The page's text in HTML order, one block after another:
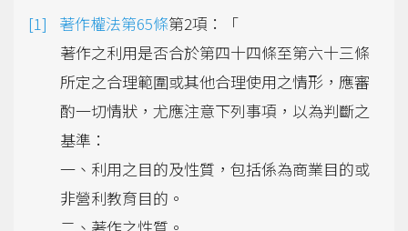
著作權法第65條第2項：「
著作之利用是否合於第四十四條至第六十三條
所定之合理範圍或其他合理使用之情形，應審
酌一切情狀，尤應注意下列事項，以為判斷之
基準：
一、利用之目的及性質，包括係為商業目的或
非營利教育目的。